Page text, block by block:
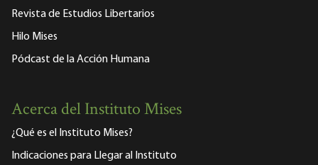
Revista de Estudios Libertarios
Hilo Mises
Pódcast de la Acción Humana
Acerca del Instituto Mises
¿Qué es el Instituto Mises?
Indicaciones para Llegar al Instituto